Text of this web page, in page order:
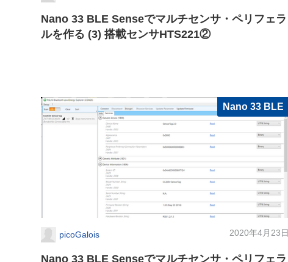
Nano 33 BLE Senseでマルチセンサ・ペリフェラ
ルを作る (3) 搭載センサHTS221②
Nano 33 BLE
picoGalois 2020年4月23日
Nano 33 BLE Senseでマルチセンサ・ペリフェラ